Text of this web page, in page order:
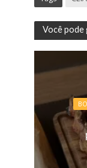
Você pode